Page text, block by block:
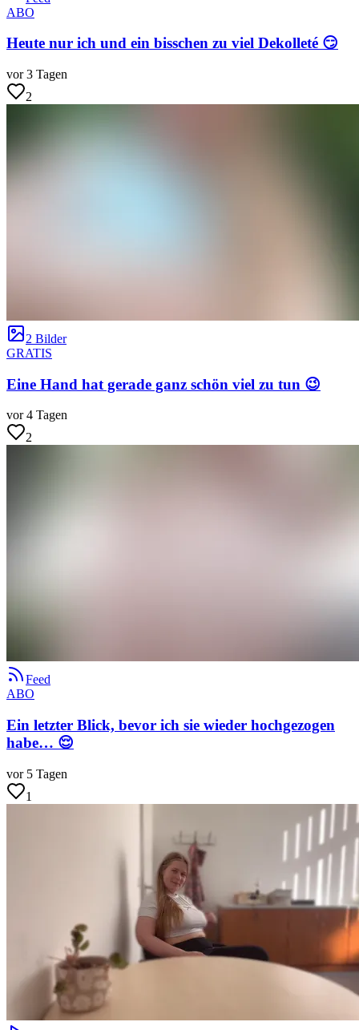
ABO
Heute nur ich und ein bisschen zu viel Dekolleté 😏
vor 3 Tagen
2
2 Bilder
GRATIS
Eine Hand hat gerade ganz schön viel zu tun 😉
vor 4 Tagen
2
Feed
ABO
Ein letzter Blick, bevor ich sie wieder hochgezogen
habe… 😌
vor 5 Tagen
1